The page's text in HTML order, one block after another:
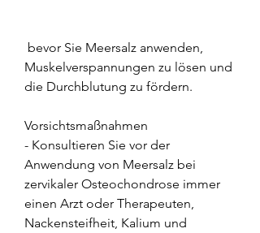
Muskelverspannungen zu lösen und
die Durchblutung zu fördern.
Vorsichtsmaßnahmen
- Konsultieren Sie vor der
Anwendung von Meersalz bei
zervikaler Osteochondrose immer
einen Arzt oder Therapeuten,
Nackensteifheit, Kalium und